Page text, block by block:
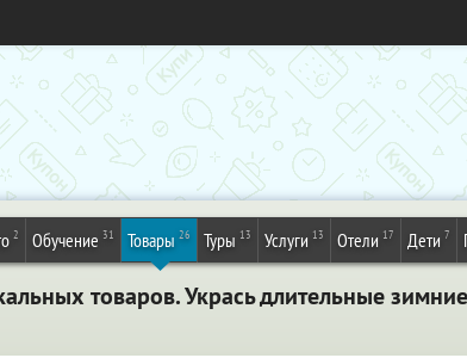
2 Обучение 31 Товары 26 Туры 13 Услуги 13 Отели 17 Дети 7
товаров. Укрась длительные